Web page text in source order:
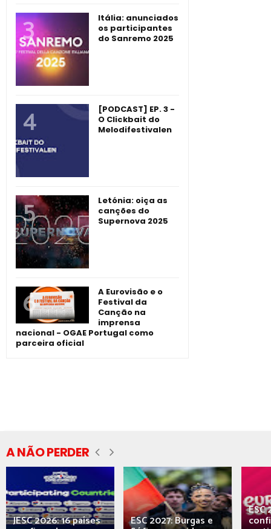
Itália: anunciados
os participantes
do Sanremo 2025
[PODCAST] EP. 3 -
O Clickbait do
Melodifestivalen
Letónia: oiça as
canções do
Supernova 2025
A Eurovisão e o
Festival da
Canção na
imprensa
nacional - OGAE Portugal como
parceira oficial
A NÃO PERDER
JESC 2026: 16 países ESC 2027: Burgas e
ESC